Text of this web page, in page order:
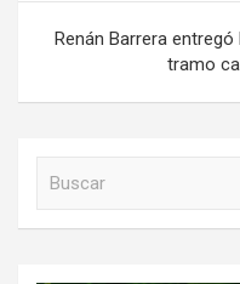
Renán Barrera
tramo